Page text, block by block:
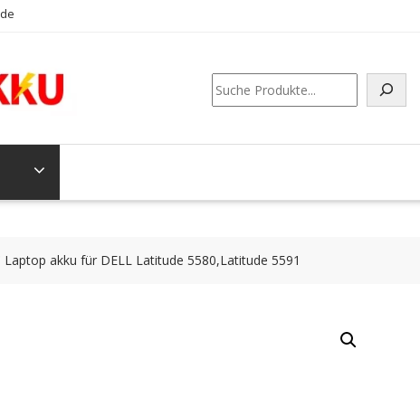
Suchen
Laptop akku für DELL Latitude 5580,Latitude 5591